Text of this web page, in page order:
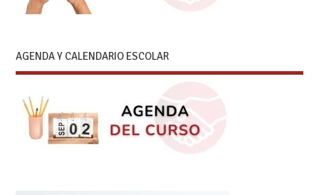
AGENDA Y CALENDARIO ESCOLAR